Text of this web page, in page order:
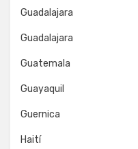
Guadalajara
Guadalajara
Guatemala
Guayaquil
Guernica
Haití